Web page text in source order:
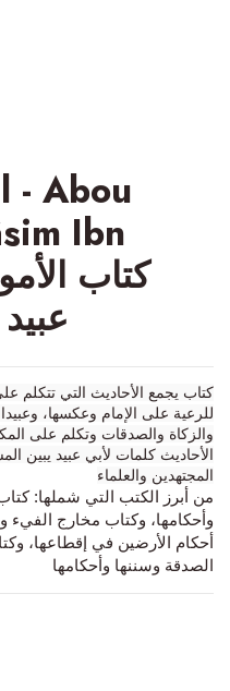
- Abou
Ibn
كتاب يجمع الأحاديث التي تتكلم
للرعية على الإمام وعكسها،
والزكاة والصدقات وتكلم على
الأحاديث كلمات لأبي عبيد يبين
المجتهدين والعلماء
من أبرز الكتب التي شملها:
وأحكامها، وكتاب مخارج
أحكام الأرضين في إقطاعها،
الصدقة وسننها وأحكامها